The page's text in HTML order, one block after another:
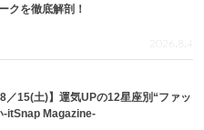
クを徹底解剖！
2026.8.4
／15(土)】運気UPの12星座別“ファッ
-itSnap Magazine-